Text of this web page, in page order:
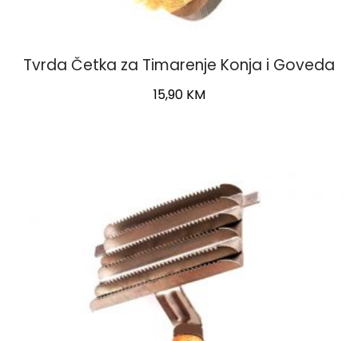
Tvrda Četka za Timarenje Konja i Goveda
15,90 KM